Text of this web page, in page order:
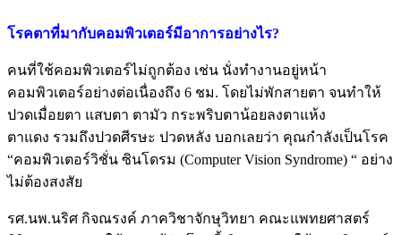
โรคตาที่มากับคอมพิวเตอร์มีอาการอย่างไร?
คนที่ใช้คอมพิวเตอร์ไม่ถูกต้อง เช่น นั่งทำงานอยู่หน้า
คอมพิวเตอร์อย่างต่อเนื่องถึง 6 ชม. โดยไม่พักสายตา จนทำให้
ปวดเมื่อยตา แสบตา ตามัว กระพริบตาน้อยลงตาแห้ง
ตาแดง รวมถึงปวดศีรษะ ปวดหลัง บอกเลยว่า คุณกำลังเป็นโรค
“คอมพิวเตอร์วิชั่น ซินโดรม (Computer Vision Syndrome) “ อย่าง
ไม่ต้องสงสัย
รศ.นพ.นริศ กิจณรงค์ ภาควิชาจักษุวิทยา คณะแพทยศาสตร์